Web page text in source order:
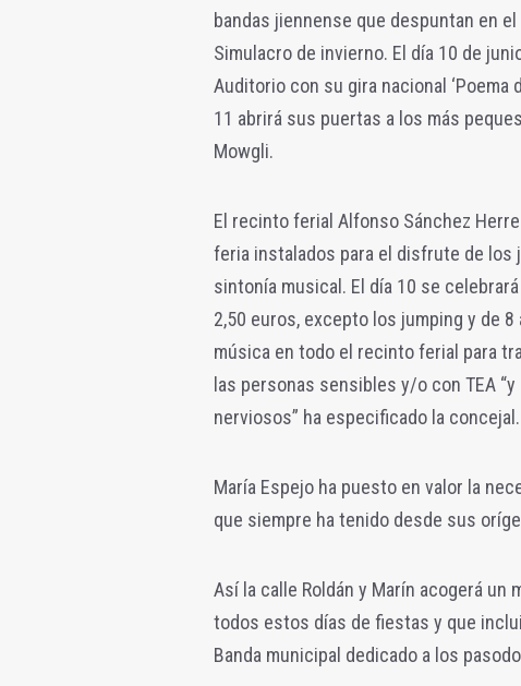
bandas jiennense que despuntan en
Simulacro de invierno. El día 10 de
Auditorio con su gira nacional ‘Poema
11 abrirá sus puertas a los más
Mowgli.
El recinto ferial Alfonso Sánchez
feria instalados para el disfrute de los
sintonía musical. El día 10 se
2,50 euros, excepto los jumping y de
música en todo el recinto ferial para
las personas sensibles y/o con TEA
nerviosos” ha especificado la concejal.
María Espejo ha puesto en valor la
que siempre ha tenido desde sus
Así la calle Roldán y Marín acogerá
todos estos días de fiestas y que
Banda municipal dedicado a los